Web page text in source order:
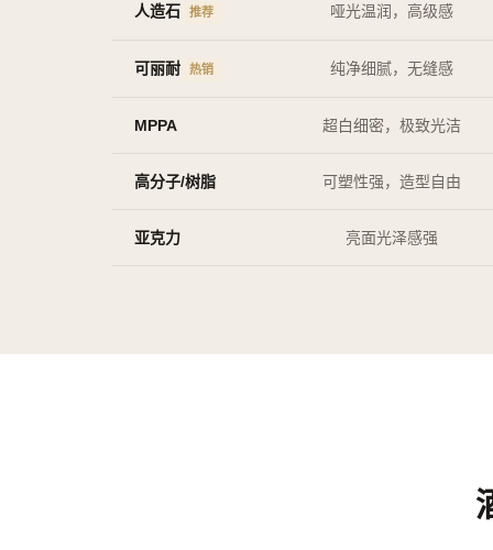
人造石 推荐 哑光温润，高级感
可丽耐 热销 纯净细腻，无缝感
MPPA 超白细密，极致光洁
高分子/树脂 可塑性强，造型自由
亚克力 亮面光泽感强